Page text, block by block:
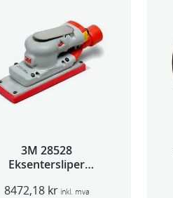
3M 28528
Eksentersliper
slag 70×198
8472,18 kr inkl. mva